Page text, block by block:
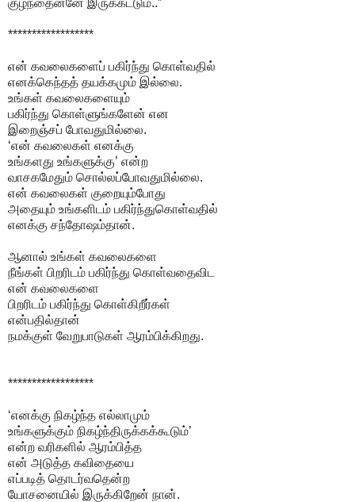
******************
என் கவலைகளைப் பகிர்ந்து கொள்வதில்
எனக்கெந்தத் தயக்கமும் இல்லை.
உங்கள் கவலைகளையும்
பகிர்ந்து கொள்ளுங்களேன் என
இறைஞ்சப் போவதுமில்லை.
‘என் கவலைகள் எனக்கு
உங்களது உங்களுக்கு’ என்ற
வாசகமேதும் சொல்லப்போவதுமில்லை.
என் கவலைகள் குறையும்போது
அதையும் உங்களிடம் பகிர்ந்துகொள்வதில்
எனக்கு சந்தோஷம்தான்.
ஆனால் உங்கள் கவலைகளை
நீங்கள் பிறரிடம் பகிர்ந்து கொள்வதைவிட
என் கவலைகளை
பிறரிடம் பகிர்ந்து கொள்கிறீர்கள்
என்பதில்தான்
நமக்குள் வேறுபாடுகள் ஆரம்பிக்கிறது.
******************
‘எனக்கு நிகழ்ந்த எல்லாமும்
உங்களுக்கும் நிகழ்ந்திருக்கக்கூடும்’
என்ற வரிகளில் ஆரம்பித்த
என் அடுத்த கவிதையை
எப்படித் தொடர்வதென்ற
யோசனையில் இருக்கிறேன் நான்.